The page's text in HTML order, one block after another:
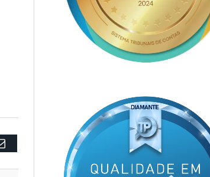
Email